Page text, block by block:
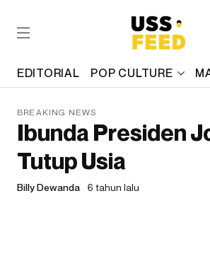
EDITORIAL POP CULTURE
BREAKING NEWS
Ibunda Presiden
Tutup Usia
Billy Dewanda 6 tahun lalu